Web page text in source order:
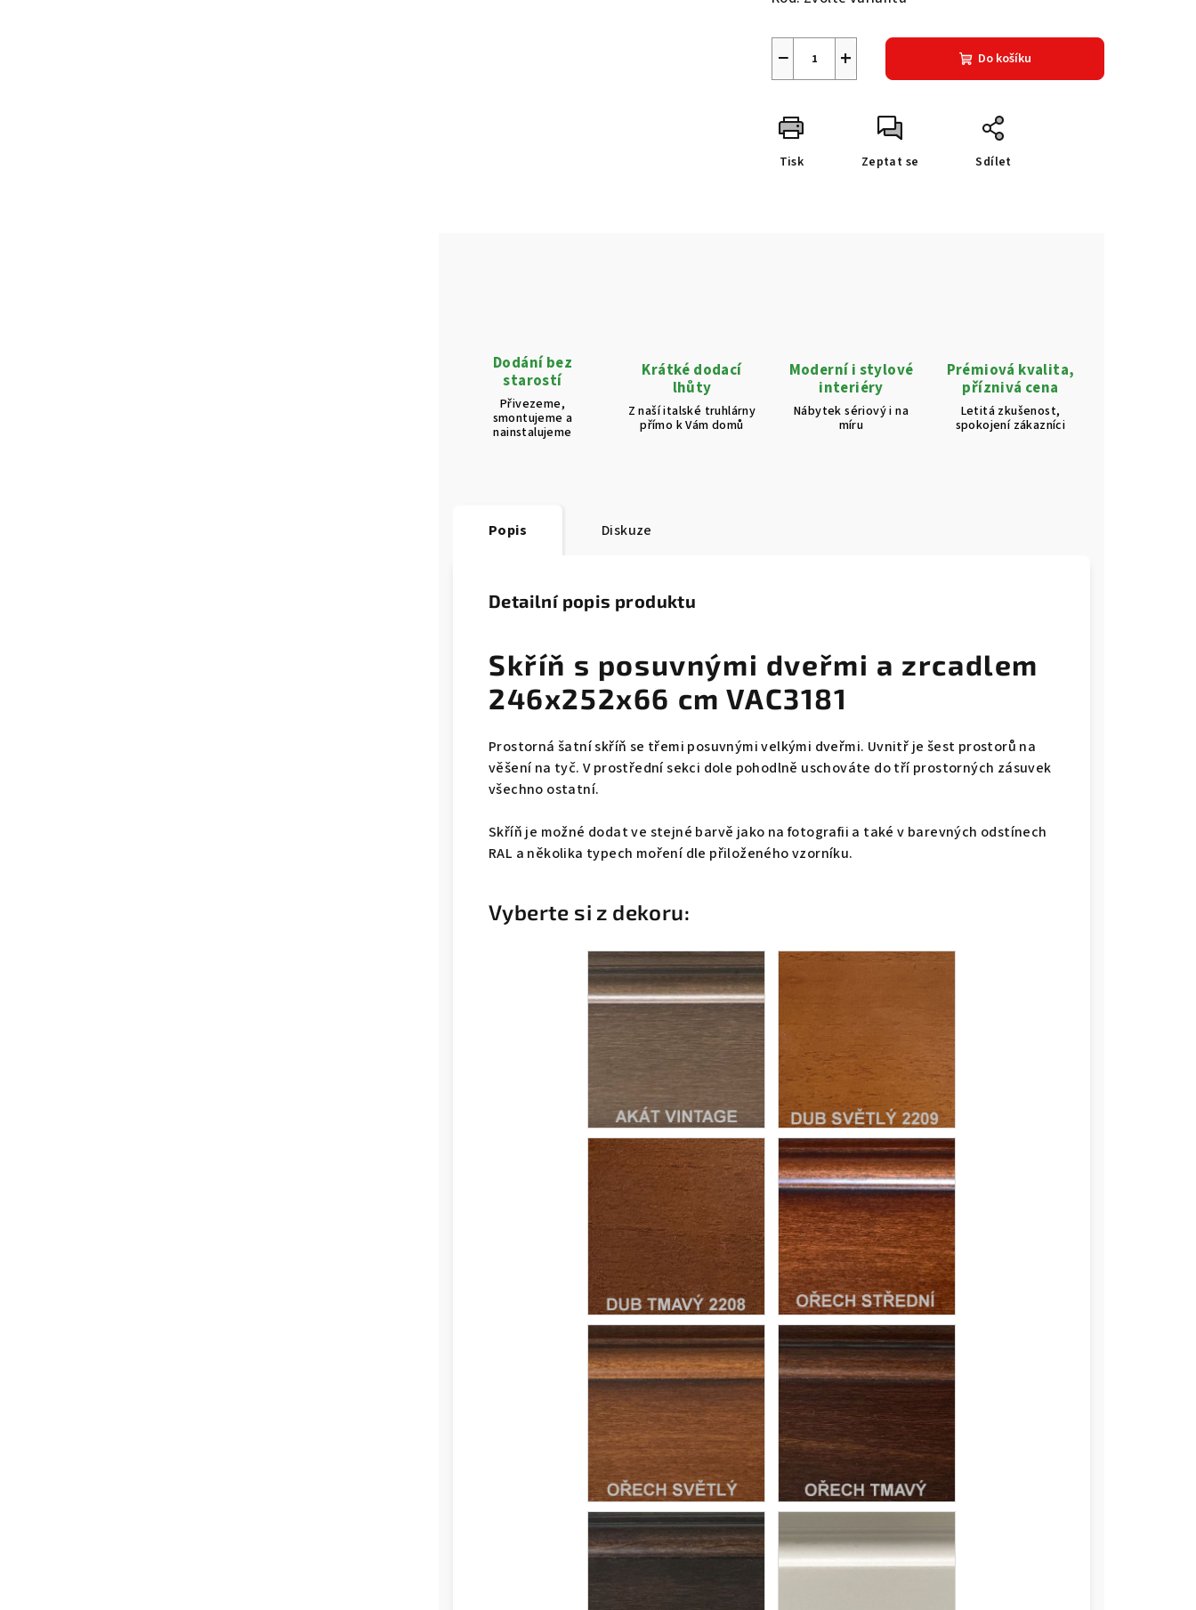
+
− Do košíku
Tisk Zeptat se Sdílet
Dodání bez
starostí
Přivezeme,
smontujeme a
nainstalujeme
Krátké dodací
lhůty
Z naší italské truhlárny
přímo k Vám domů
Moderní i stylové
interiéry
Nábytek sériový i na
míru
Prémiová kvalita,
příznivá cena
Letitá zkušenost,
spokojení zákazníci
Popis Diskuze
Detailní popis produktu
Skříň s posuvnými dveřmi a zrcadlem
246x252x66 cm VAC3181
Prostorná šatní skříň se třemi posuvnými velkými dveřmi. Uvnitř je šest prostorů na
věšení na tyč. V prostřední sekci dole pohodlně uschováte do tří prostorných zásuvek
všechno ostatní.
Skříň je možné dodat ve stejné barvě jako na fotografii a také v barevných odstínech
RAL a několika typech moření dle přiloženého vzorníku.
Vyberte si z dekoru: